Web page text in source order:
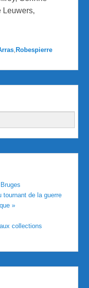
Leuwers,
, Robespierre
tournant de la guerre
»
collections